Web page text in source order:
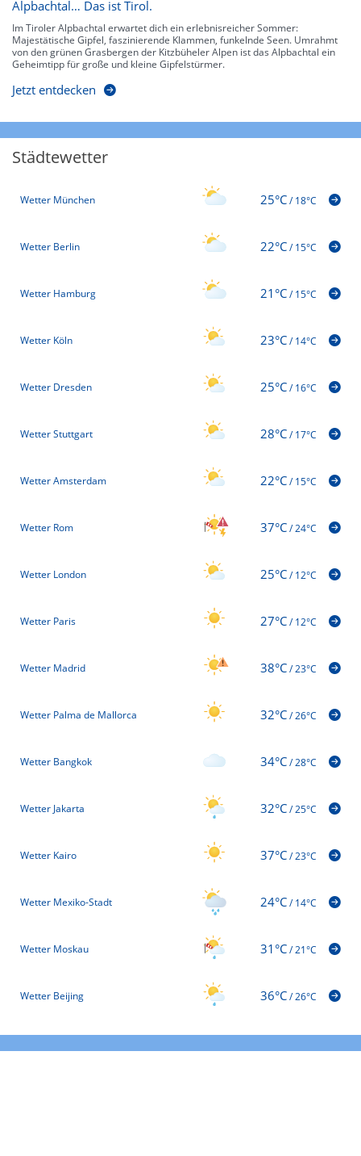
Alpbachtal… Das ist Tirol.
Im Tiroler Alpbachtal erwartet dich ein erlebnisreicher Sommer:
Majestätische Gipfel, faszinierende Klammen, funkelnde Seen. Umrahmt
von den grünen Grasbergen der Kitzbüheler Alpen ist das Alpbachtal ein
Geheimtipp für große und kleine Gipfelstürmer.
Jetzt entdecken
Städtewetter
Wetter München 25°C/18°C
Wetter Berlin 22°C/15°C
Wetter Hamburg 21°C/15°C
Wetter Köln 23°C/14°C
Wetter Dresden 25°C/16°C
Wetter Stuttgart 28°C/17°C
Wetter Amsterdam 22°C/15°C
Wetter Rom 37°C/24°C
Wetter London 25°C/12°C
Wetter Paris 27°C/12°C
Wetter Madrid 38°C/23°C
Wetter Palma de Mallorca 32°C/26°C
Wetter Bangkok 34°C/28°C
Wetter Jakarta 32°C/25°C
Wetter Kairo 37°C/23°C
Wetter Mexiko-Stadt 24°C/14°C
Wetter Moskau 31°C/21°C
Wetter Beijing 36°C/26°C